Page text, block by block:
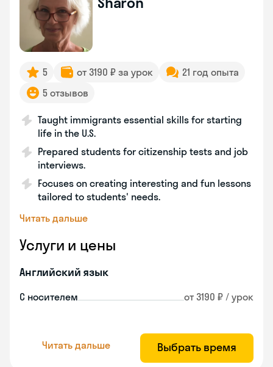
5 от 3190 ₽ за урок
21 год опыта
5 отзывов
Taught immigrants essential skills for starting
life in the U.S.
Prepared students for citizenship tests and job
interviews.
Focuses on creating interesting and fun lessons
tailored to students' needs.
Читать дальше
Услуги и цены
Английский язык
С носителем от 3190 ₽ / урок
Читать дальше Выбрать время